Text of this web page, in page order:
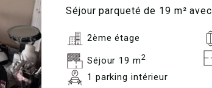
Séjour parqueté de 19 m² avec
2ème étage
Séjour 19 m2
1 parking intérieur